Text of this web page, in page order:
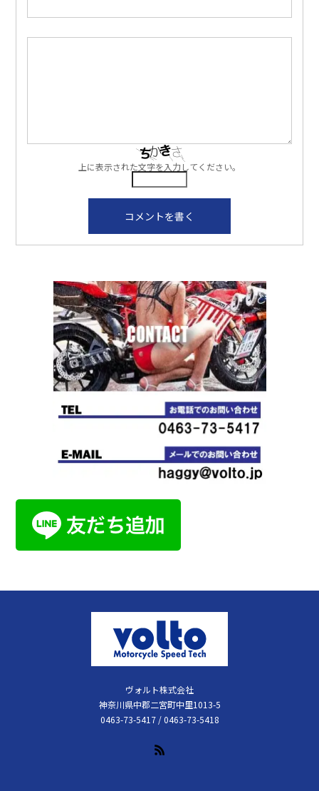
上に表示された文字を入力してください。
ヴォルト株式会社
神奈川県中郡二宮町中里1013-5
0463-73-5417 / 0463-73-5418